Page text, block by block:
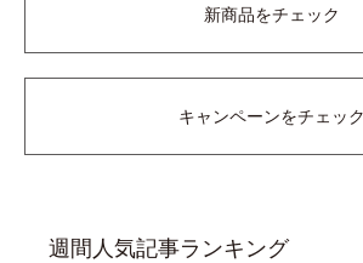
新商品をチェック
キャンペーンをチェック
週間人気記事ランキング